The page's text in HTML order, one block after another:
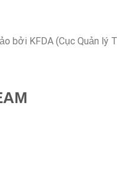
KFDA (Cục Quản lý